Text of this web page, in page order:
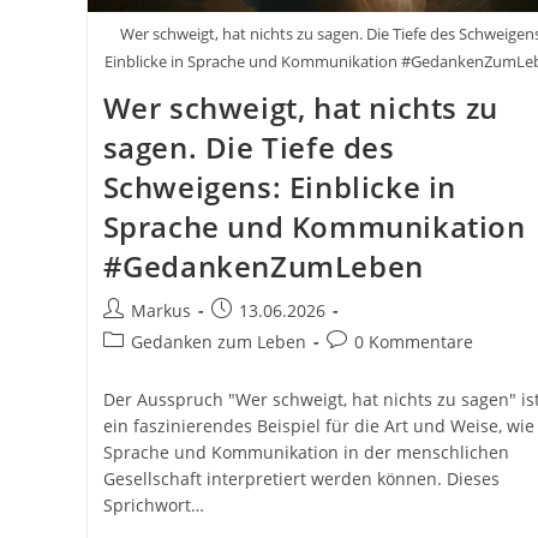
Wer schweigt, hat nichts zu sagen. Die Tiefe des
Einblicke in Sprache und Kommunikation
Wer schweigt, hat nichts zu
sagen. Die Tiefe des
Schweigens: Einblicke in
Sprache und Kommunikation
#GedankenZumLeben
Beitrags-
Autor:
Markus
Beitrag
veröffentlicht:
13.06.2026
Beitrags-
Gedanken zum Leben
Beitrags-
0 Kommentare
Der Ausspruch "Wer schweigt, hat nichts zu sagen"
ein faszinierendes Beispiel für die Art und Weise, wie
Sprache und Kommunikation in der menschlichen
Gesellschaft interpretiert werden können. Dieses
Sprichwort…